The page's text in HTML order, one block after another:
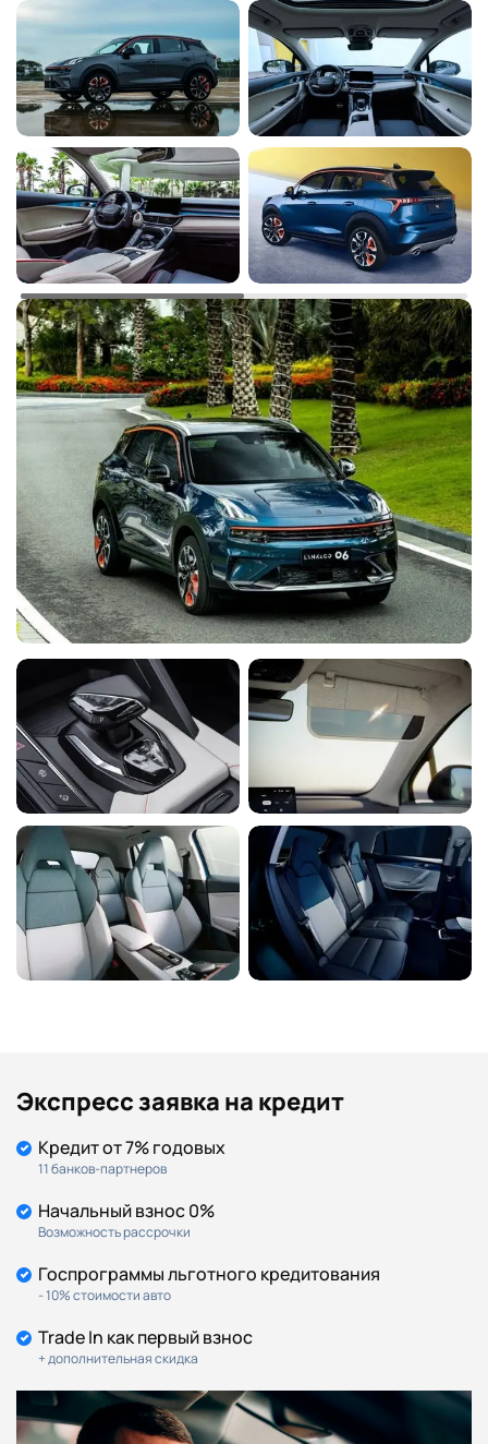
Система предупреждения о лобовом столкновении
Y Y
Система предупреждения о столкновении сзади (RCW) Y
Y
Система предупреждения о быстром приближении
автомобиля (CVW)
Y
Напоминание о непристегнутом ремне безопасности Y
Y
Датчик износа тормозных колодок
Y
Isofix
Y
Y
Интеллектуальная система управления освещением
(автоматическое переключение ближний/дальний свет)
Y Y
Полностью светодиодные фары ближнего и дальнего
света
Y Y
Светодиодные дневные ходовые огни Y
Y
Светодиодные комбинированные задние фонари
Y
Фоновая подсветка интерьера
Y
Y
Сдвижная панорамная крыша
Y
Y
Компактное запасное колесо
Y
Y
Защита двигателя
Y
Y
Спортивные передние сиденья
Y
Воздуховоды второго ряда кресел
Y
Y
Задний центральный подлокотник с подстаканниками
Y
Y
Система бесключевого доступа (включая запуск
двигателя)
Y Y
Ключ дистанционного управления Y
Y
Передние и задние датчики парковки
Y
Y
Система автоматической парковки
Y
Электропривод водительского кресла по 10
направлениям (включая поясничную опору)
Y
Обогрев передних сидений Y
Y
Электропривод крышки багажника
Y
Y
Многофункциональное кожаное рулевое колесо с
регулировкой по высоте и вылету
Y Y
Рулевое колесо с подрулевыми переключателями
скоростей
Y Y
Боковые зеркала с электроприводом, обогревом и
электроскладыванием
Y
Электрические стеклоподъемники с автоматическим
режимом (с защитой от защемления)
Y
Экспресс заявка на кредит
Кредит от 7% годовых
11 банков-партнеров
Начальный взнос 0%
Возможность рассрочки
Госпрограммы льготного кредитования
- 10% стоимости авто
Trade In как первый взнос
+ дополнительная скидка